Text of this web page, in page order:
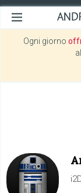
Ogni giorno